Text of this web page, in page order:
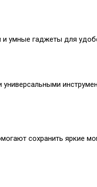
и умные гаджеты для
сохранить яркие